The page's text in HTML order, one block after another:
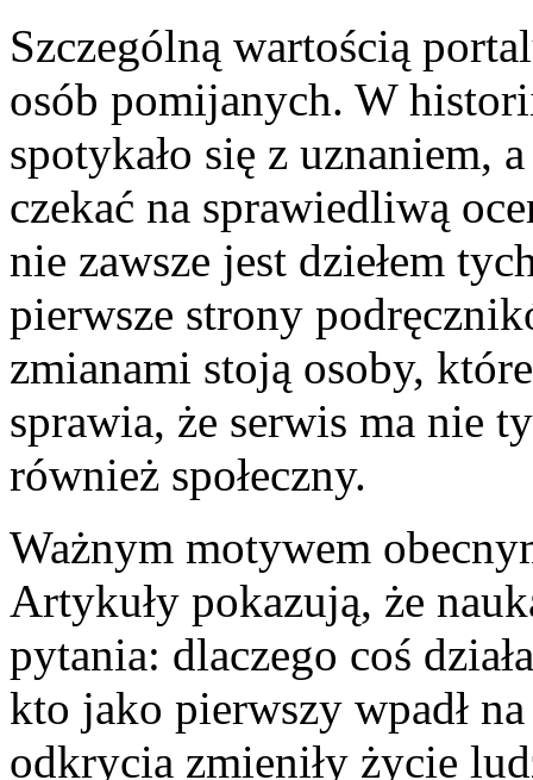
Szczególną wartością
osób pomijanych. W
spotykało się z uznaniem,
czekać na sprawiedliwą
nie zawsze jest dziełem
pierwsze strony
zmianami stoją osoby,
sprawia, że serwis ma nie
również społeczny.
Ważnym motywem
Artykuły pokazują, że
pytania: dlaczego coś
kto jako pierwszy wpadł
odkrycia zmieniły życie